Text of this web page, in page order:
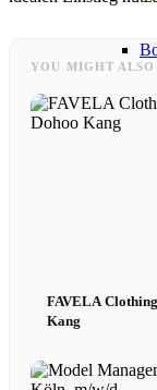
x Instagram
x TikTok
YOU MIGHT
FAVELA
Kang